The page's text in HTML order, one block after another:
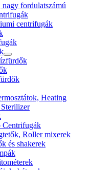
fordulatszámú
centrifugák
Heating
Centrifugák
Roller mixerek
és shakerek